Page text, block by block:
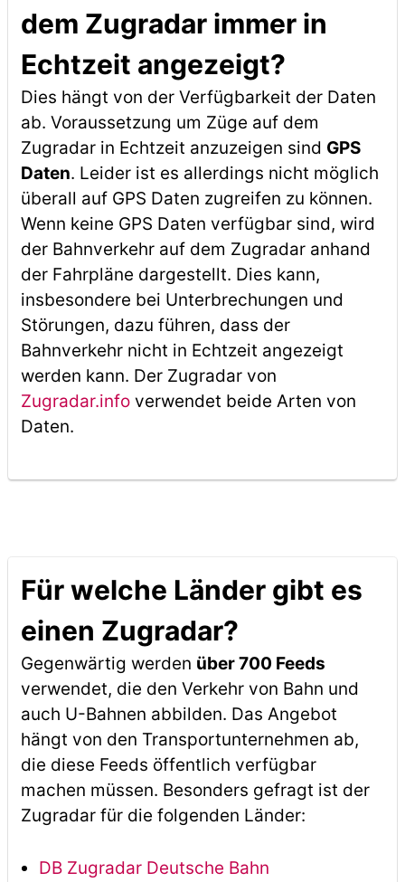
dem Zugradar immer in
Echtzeit angezeigt?
Dies hängt von der Verfügbarkeit der Daten
ab. Voraussetzung um Züge auf dem
Zugradar in Echtzeit anzuzeigen sind GPS
Daten. Leider ist es allerdings nicht möglich
überall auf GPS Daten zugreifen zu können.
Wenn keine GPS Daten verfügbar sind, wird
der Bahnverkehr auf dem Zugradar anhand
der Fahrpläne dargestellt. Dies kann,
insbesondere bei Unterbrechungen und
Störungen, dazu führen, dass der
Bahnverkehr nicht in Echtzeit angezeigt
werden kann. Der Zugradar von
Zugradar.infoverwendet beide Arten von
Daten.
Für welche Länder gibt es
einen Zugradar?
Gegenwärtig werden über 700 Feeds
verwendet, die den Verkehr von Bahn und
auch U-Bahnen abbilden. Das Angebot
hängt von den Transportunternehmen ab,
die diese Feeds öffentlich verfügbar
machen müssen. Besonders gefragt ist der
Zugradar für die folgenden Länder:
DB Zugradar Deutsche Bahn